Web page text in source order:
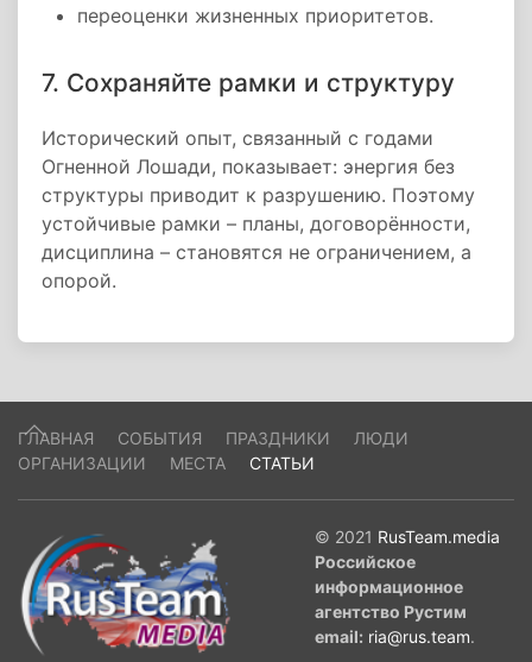
переоценки жизненных приоритетов.
7. Сохраняйте рамки и структуру
Исторический опыт, связанный с годами
Огненной Лошади, показывает: энергия без
структуры приводит к разрушению. Поэтому
устойчивые рамки – планы, договорённости,
дисциплина – становятся не ограничением, а
опорой.
ГЛАВНАЯ СОБЫТИЯ ПРАЗДНИКИ
ЛЮДИ
ОРГАНИЗАЦИИ
МЕСТА СТАТЬИ
© 2021 RusTeam.media
Российское
информационное
агентство Рустим
email: ria@rus.team.